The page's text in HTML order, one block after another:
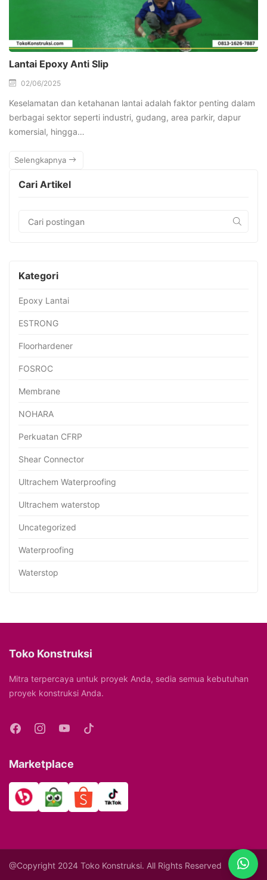
Lantai Epoxy Anti Slip
02/06/2025
Keselamatan dan ketahanan lantai adalah faktor penting dalam
berbagai sektor seperti industri, gudang, area parkir, dapur
komersial, hingga…
Selengkapnya
Cari Artikel
Kategori
Epoxy Lantai
ESTRONG
Floorhardener
FOSROC
Membrane
NOHARA
Perkuatan CFRP
Shear Connector
Ultrachem Waterproofing
Ultrachem waterstop
Uncategorized
Waterproofing
Waterstop
Toko Konstruksi
Mitra terpercaya untuk proyek Anda, sedia semua kebutuhan
proyek konstruksi Anda.
Marketplace
@Copyright 2024 Toko Konstruksi. All Rights Reserved